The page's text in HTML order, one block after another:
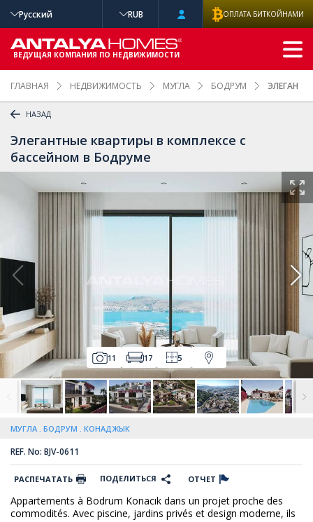
ГЛАВНАЯ НЕДВИЖИМОСТЬ МУГЛА БОДРУМ
НАЗАД
Элегантные квартиры в комплексе с
бассейном в Бодруме
11 17 5
МУГЛА БОДРУМ КОНАДЖЫК
REF. No: BJV-0611
РАСПЕЧАТАТЬ ПОДЕЛИТЬСЯ ОТЧЕТ
Appartements à Bodrum Konacık dans un projet proche des
commodités. Avec piscine, jardins privés et design moderne, ils
Русский RUB ОПЛАТА БИТКОЙНАМИ
ВЕДУЩАЯ КОМПАНИЯ ПО НЕДВИЖИМОСТИ
РАСШИРЕННЫ
Й ПОИСК